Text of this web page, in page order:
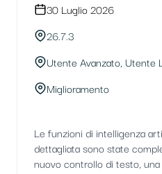
30 Luglio 2026
26.7.3
Utente Avanzato, Utente
Miglioramento
Le funzioni di intelligenza
dettagliata sono state
nuovo controllo di testo, una